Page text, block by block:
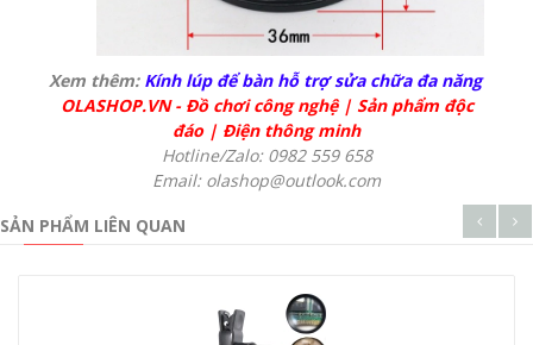
Xem thêm: Kính lúp để bàn hỗ trợ sửa chữa đa năng
OLASHOP.VN- Đồ chơi công nghệ| Sản phẩm độc
đáo| Điện thông minh
Hotline/Zalo: 0982 559 658
Email: olashop@outlook.com
SẢN PHẨM LIÊN QUAN